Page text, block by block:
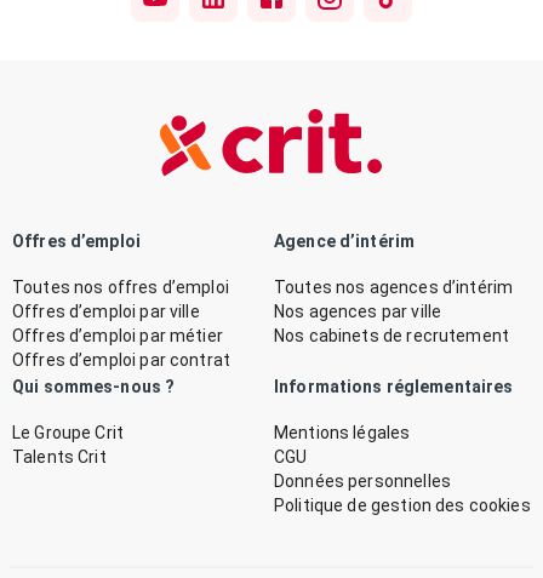
Offres d’emploi
Toutes nos offres d’emploi
Offres d’emploi par ville
Offres d’emploi par métier
Offres d’emploi par contrat
Agence d’intérim
Toutes nos agences d’intérim
Nos agences par ville
Nos cabinets de recrutement
Qui sommes-nous ?
Le Groupe Crit
Talents Crit
Informations réglementaires
Mentions légales
CGU
Données personnelles
Politique de gestion des cookies